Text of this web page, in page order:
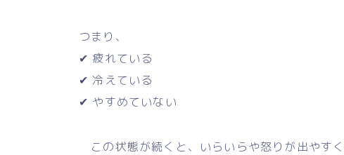
つまり、
✔ 疲れている
✔ 冷えている
✔ やすめていない
この状態が続くと、いらいらや怒りが出やす